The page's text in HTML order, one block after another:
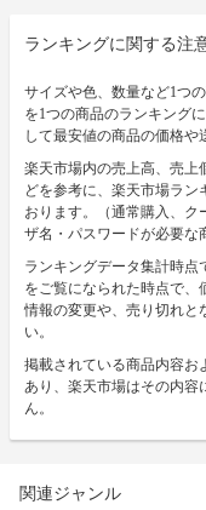
ランキングに関する注
サイズや色、数量など1つ
を1つの商品のランキング
して最安値の商品の価格や
楽天市場内の売上高、売上
どを参考に、楽天市場ラ
おります。（通常購入、ク
ザ名・パスワードが必要な
ランキングデータ集計時点
をご覧になられた時点で、
情報の変更や、売り切れと
い。
掲載されている商品内容お
あり、楽天市場はその内
ん。
関連ジャンル